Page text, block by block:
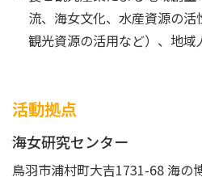
流、海女文化、水産資源の活
観光資源の活用など）、地域
活動拠点
海女研究センター
鳥羽市浦村町大吉1731-68 海の